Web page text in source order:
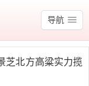
导航
芝北方高粱实力揽